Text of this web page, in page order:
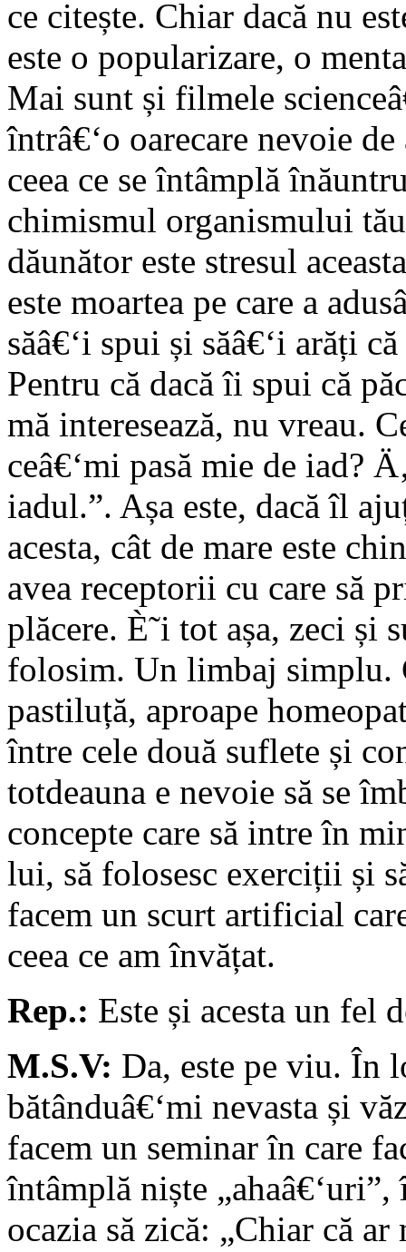
ce citește. Chiar dacă nu
este o popularizare, o
Mai sunt și filmele
întrâ€‘o oarecare nevoie
ceea ce se întâmplă
chimismul organismului
dăunător este stresul
este moartea pe care a
săâ€‘i spui și săâ€‘i arăți
Pentru că dacă îi spui că
mă interesează, nu vreau.
ceâ€‘mi pasă mie de iad?
iadul.”. Așa este, dacă îl
acesta, cât de mare este
avea receptorii cu care să
plăcere. È˜i tot așa, zeci și
folosim. Un limbaj simplu.
pastiluță, aproape
între cele două suflete și
totdeauna e nevoie să se
concepte care să intre în
lui, să folosesc exerciții și
facem un scurt artificial
ceea ce am învățat.
Rep.: Este și acesta un fel
M.S.V: Da, este pe viu. În
bătânduâ€‘mi nevasta și
facem un seminar în care
întâmplă niște
ocazia să zică: „Chiar că